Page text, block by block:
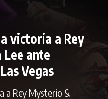
victoria a Rey
ante
Vegas
a Rey Mysterio &